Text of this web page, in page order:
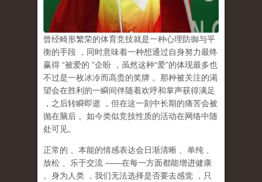
曾经畸形繁荣的体育竞技就是一种心理防御与平
衡的手段
，同时意味着一种想通过自身努力最终
赢得 “被爱的 ”企盼 ，虽然这种“爱”的体现最多也
不过是一枚冰冷而高贵的奖牌 。那种被关注的渴
望会在胜利的一瞬间伴随着欢呼和掌声获得满足
，之后转瞬即逝
，但在这一刻中长期的痛苦会被
抛在脑后 。如今类似竞技性质的活动在网络中随
处可见。
正常的 、本能的情感表达会日渐清晰 、单纯
放松
、乐于交流 ——在每一方面都能增进健康
。身为人类
，我们无法选择是否要去感觉
，只